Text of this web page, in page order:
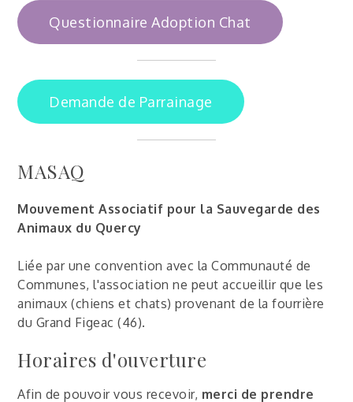
Questionnaire Adoption Chat
Demande de Parrainage
MASAQ
Mouvement Associatif pour la Sauvegarde des
Animaux du Quercy
Liée par une convention avec la Communauté de
Communes, l'association ne peut accueillir que les
animaux (chiens et chats) provenant de la fourrière
du Grand Figeac (46).
Horaires d'ouverture
Afin de pouvoir vous recevoir, merci de prendre